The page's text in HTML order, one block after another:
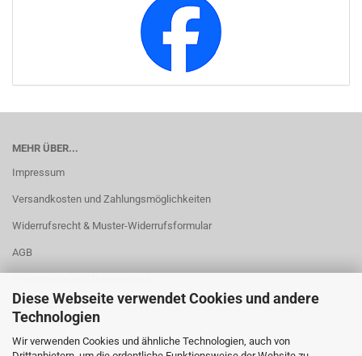
Diese Webseite verwendet Cookies und andere
Technologien
Wir verwenden Cookies und ähnliche Technologien, auch von
MEHR ÜBER...
Impressum
Versandkosten und Zahlungsmöglichkeiten
Widerrufsrecht & Muster-Widerrufsformular
AGB
Cookie Einstellungen